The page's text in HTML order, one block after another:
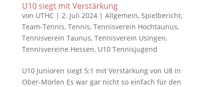
U10 siegt mit Verstärkung
von UTHC| 2. Juli 2024| Allgemein, Spielbericht,
Team-Tennis, Tennis, Tennisverein Hochtaunus,
Tennisverein Taunus, Tennisverein Usingen,
Tennisvereine Hessen, U10 Tennisjugend
U10 Junioren siegt 5:1 mit Verstärkung von U8 in
Ober-Mörlen Es war gar nicht so einfach für den